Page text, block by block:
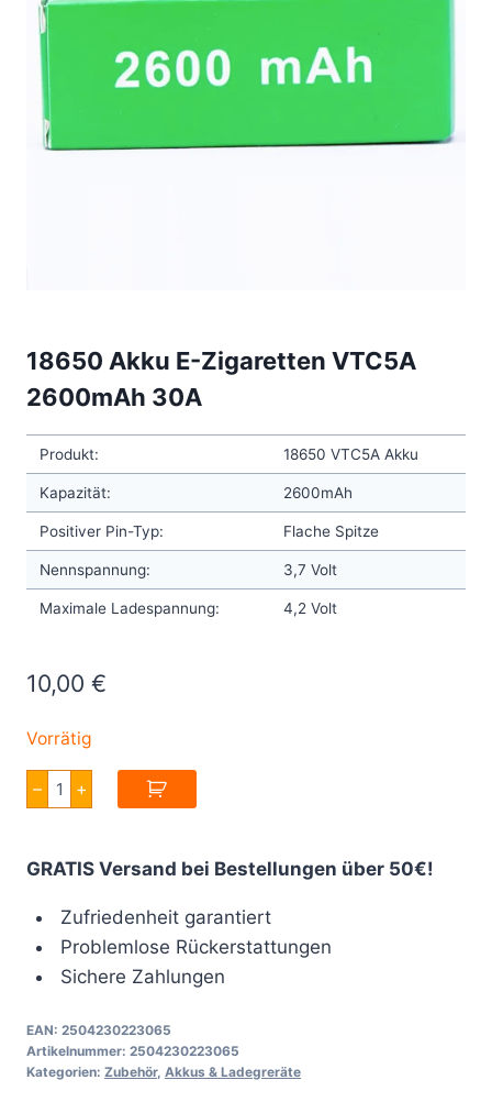
18650 Akku E-Zigaretten VTC5A
2600mAh 30A
Produkt: 18650 VTC5A Akku
Kapazität: 2600mAh
Positiver Pin-Typ: Flache Spitze
Nennspannung: 3,7 Volt
Maximale Ladespannung: 4,2 Volt
10,00 €
Vorrätig
–
18650
Akku
E-
2600mAh
Menge
+
GRATIS Versand bei Bestellungen über 50€!
Zufriedenheit garantiert
Problemlose Rückerstattungen
Sichere Zahlungen
EAN: 2504230223065
Artikelnummer: 2504230223065
Kategorien: Zubehör, Akkus & Ladegreräte